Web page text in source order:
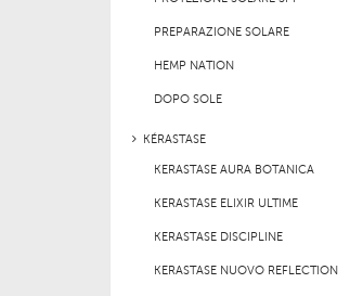
PREPARAZIONE SOLARE
HEMP NATION
DOPO SOLE
KÉRASTASE
KERASTASE AURA BOTANICA
KERASTASE ELIXIR ULTIME
KERASTASE DISCIPLINE
KERASTASE NUOVO REFLECTION